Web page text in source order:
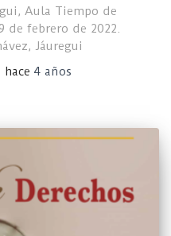
Aula Tiempo de
de febrero de 2022.
Jáuregui
hace 4 años